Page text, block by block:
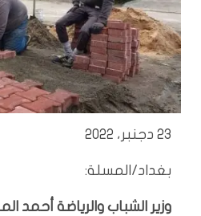
23 دجنبر، 2022
بغداد/المسلة:
وزير الشباب والرياضة أحمد